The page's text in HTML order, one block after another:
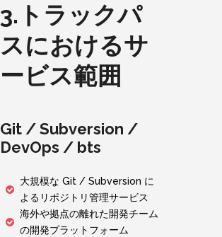
3.トラックパ
スにおけるサ
ービス範囲
Git / Subversion /
DevOps / bts
大規模な Git / Subversion に
よるリポジトリ管理サービス
海外や拠点の離れた開発チーム
の開発プラットフォーム